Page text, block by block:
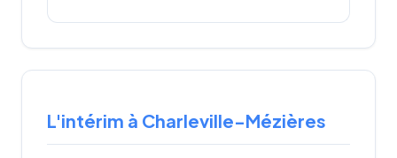
L'intérim à Charleville-Mézières